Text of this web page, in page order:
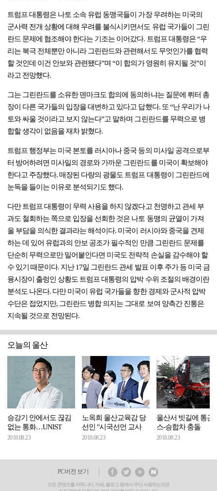
트럼프 대통령은 나토 소속 유럽 동맹국들이 가장 우려하는 미국의
군사력 전개 상황에 대해 우려를 불식시키면서도 유럽 국가들이 그린
란드 문제에 협조해야 한다는 기조는 이어갔다. 트럼프 대통령은 “우
리는 북극 전체뿐만 아니라 그린란드와 관련해서도 무엇인가를 협력
할 것인데 이건 안보와 관련됐다”며 “이 합의가 영원히 유지될 것”이
라고 전망했다.
그는 그린란드를 소유한 덴마크도 합의에 동의하냐는 질문에 뤼터 총
장이 다른 국가들의 입장을 대변하고 있다고 답했다. 또 “난 우리가 나
토와 싸울 것이라고 보지 않는다”고 말하며 그린란드를 무력으로 병
합할 생각이 없음을 재차 밝혔다.
트럼프 행정부는 미국 본토를 러시아나 중국 등의 미사일 공격으로부
터 방어하려면 미사일의 경로와 가까운 그린란드를 미국이 확보해야
한다고 주장했다. 매장된 다량의 광물도 트럼프 대통령이 그린란드에
눈독을 들이는 이유로 분석되기도 했다.
다만 트럼프 대통령이 무력 사용을 하지 않겠다고 천명하고 관세 부
과도 철회하는 쪽으로 입장을 선회한 것은 나토 동맹의 균열이 가져
올 부담을 의식한 결과라는 해석이다. 미국이 러시아와 중국을 견제
하는 데 있어 유럽과의 안보 공조가 필수적인 만큼 그린란드 문제를
단순히 무력으로만 밀어붙인다면 미국도 전략적 손실을 감수해야 할
수 있기 때문이다. 지난 17일 그린란드 관세 발표 이후 주가 등 미국 금
융시장이 출렁인 상황도 트럼프 대통령의 압박 수위 조절의 배경이란
분석도 나온다. 다만 미국이 유럽 국가들을 향한 경제와 군사적 압박
수단은 접었지만, 그린란드 병합 의지는 그대로 보여 양측간 진통은
지속될 것으로 전망된다.
오늘의 울산
승강기 안에서도 끊김
없는 통화…UNIST
2018.08.23
노옥희 울산교육감 당
선인 "시국선언 교사
2018.08.23
울산서 빗길에 통근
스-승합차 충돌
2018.08.23
PC버전 보기
모든 콘텐츠를 커뮤니티, 카페, 블로그 등에서 무단 사용하는것은